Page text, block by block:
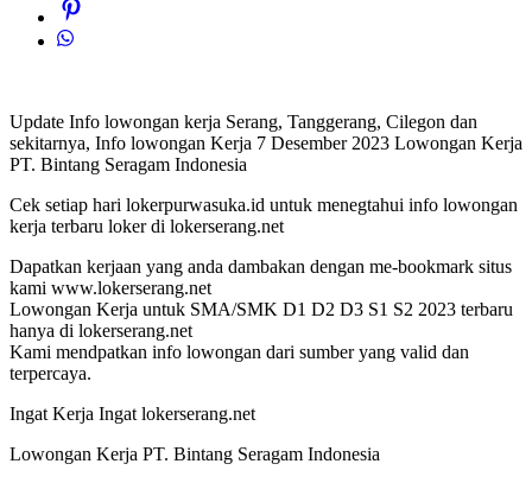
Update Info lowongan kerja Serang, Tanggerang, Cilegon dan
sekitarnya, Info lowongan Kerja 7 Desember 2023 Lowongan Kerja
PT. Bintang Seragam Indonesia
Cek setiap hari lokerpurwasuka.id untuk menegtahui info lowongan
kerja terbaru loker di lokerserang.net
Dapatkan kerjaan yang anda dambakan dengan me-bookmark situs
kami www.lokerserang.net
Lowongan Kerja untuk SMA/SMK D1 D2 D3 S1 S2 2023 terbaru
hanya di lokerserang.net
Kami mendpatkan info lowongan dari sumber yang valid dan
terpercaya.
Ingat Kerja Ingat lokerserang.net
Lowongan Kerja PT. Bintang Seragam Indonesia